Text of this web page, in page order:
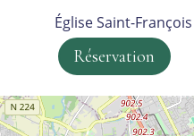
Église Saint-
Réservation